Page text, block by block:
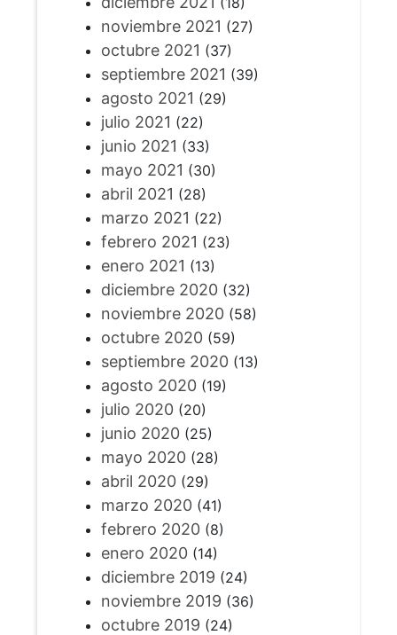
noviembre 2021 (27)
octubre 2021 (37)
septiembre 2021 (39)
agosto 2021 (29)
julio 2021 (22)
junio 2021 (33)
mayo 2021 (30)
abril 2021 (28)
marzo 2021 (22)
febrero 2021 (23)
enero 2021 (13)
diciembre 2020(32)
noviembre 2020(58)
octubre 2020(59)
septiembre 2020(13)
agosto 2020(19)
julio 2020(20)
junio 2020(25)
mayo 2020(28)
abril 2020(29)
marzo 2020(41)
febrero 2020(8)
enero 2020(14)
diciembre 2019 (24)
noviembre 2019 (36)
octubre 2019 (24)